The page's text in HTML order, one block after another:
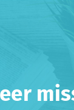
In dezelfde